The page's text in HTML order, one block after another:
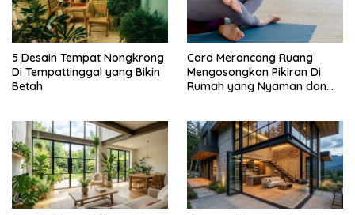
5 Desain Tempat Nongkrong
Di Tempattinggal yang Bikin
Betah
Cara Merancang Ruang
Mengosongkan Pikiran Di
Rumah yang Nyaman dan